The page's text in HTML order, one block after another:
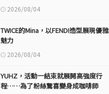
2026/08/04
TWICE的Mina，以FENDI造型展現優雅
魅力
2026/08/04
YUHZ，活動一結束就展開高強度行
程……為了粉絲驚喜變身成咖啡師